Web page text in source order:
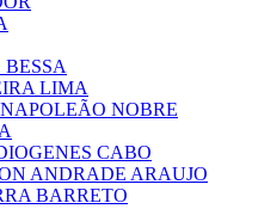
LIMA
NOBRE
CABO
ANDRADE ARAUJO
BARRETO